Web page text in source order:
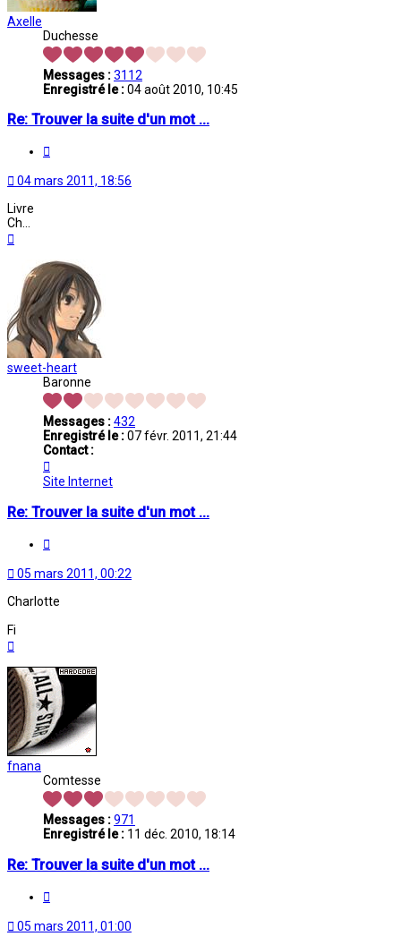
Axelle
Duchesse
Messages :3112
Enregistré le :04 août 2010, 10:45
Re: Trouver la suite d'un mot ...
04 mars 2011, 18:56
Livre
Ch...
sweet-heart
Baronne
Messages :432
Enregistré le :07 févr. 2011, 21:44
Contact :
sweet-
heart
Site Internet
Re: Trouver la suite d'un mot ...
05 mars 2011, 00:22
Charlotte
Fi
fnana
Comtesse
Messages :971
Enregistré le : 11 déc. 2010, 18:14
Re: Trouver la suite d'un mot ...
05 mars 2011, 01:00